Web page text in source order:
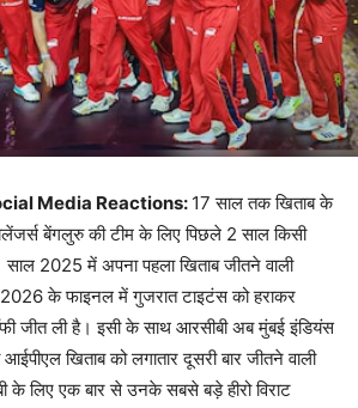
Media Reactions: 17 साल तक खिताब के
बेंगलुरु की टीम के लिए पिछले 2 साल किसी
2025 में अपना पहला खिताब जीतने वाली
के फाइनल में गुजरात टाइटंस को हराकर
जीत ली है। इसी के साथ आरसीबी अब मुंबई इंडियंस
खिताब को लगातार दूसरी बार जीतने वाली
के लिए एक बार से उनके सबसे बड़े हीरो विराट